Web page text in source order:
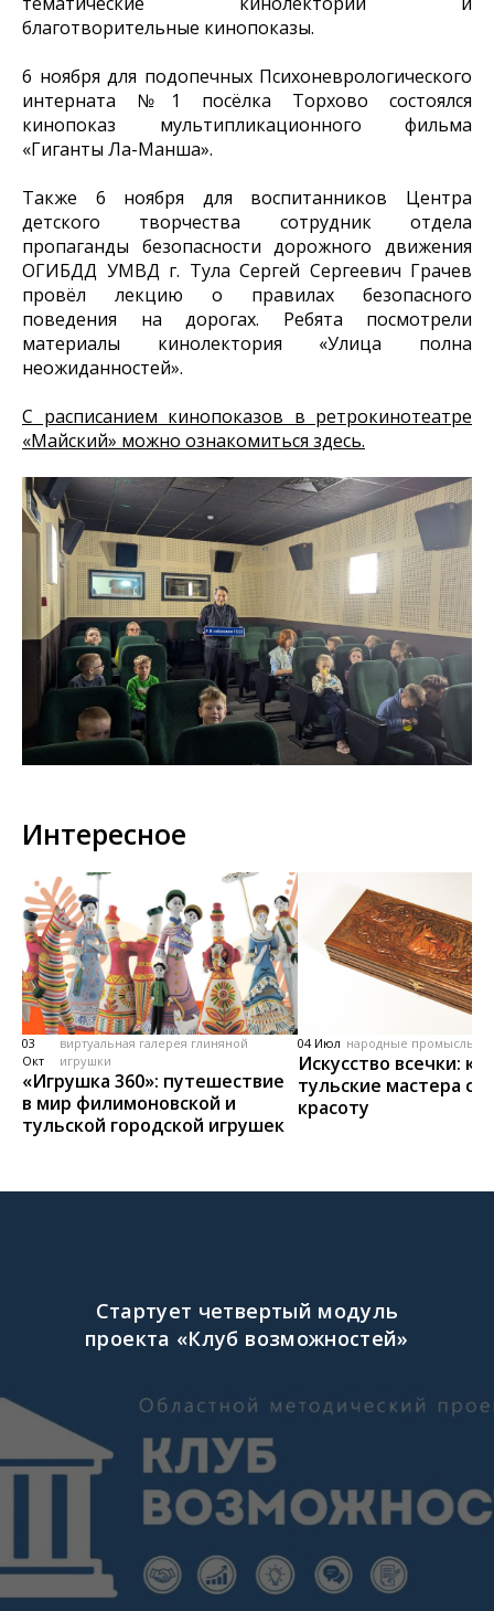
благотворительные кинопоказы.
6 ноября для подопечных Психоневрологического
интерната №1 посёлка Торхово состоялся
кинопоказ мультипликационного фильма
«Гиганты Ла-Манша».
Также 6 ноября для воспитанников Центра
детского творчества сотрудник отдела
пропаганды безопасности дорожного движения
ОГИБДД УМВД г. Тула Сергей Сергеевич Грачев
провёл лекцию о правилах безопасного
поведения на дорогах. Ребята посмотрели
материалы кинолектория «Улица полна
неожиданностей».
С расписанием кинопоказов в ретрокинотеатре
«Майский» можно ознакомиться здесь.
Интересное
03
Окт
виртуальная галерея глиняной
игрушки
«Игрушка 360»: путешествие
в мир филимоновской и
тульской городской игрушек
04 Июл народные промыслы,
Искусство всечки: как
тульские мастера
красоту
Стартует четвертый модуль
проекта «Клуб возможностей»